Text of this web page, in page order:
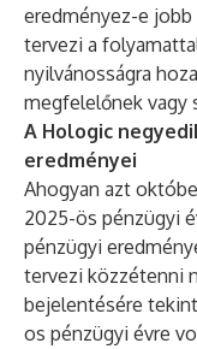
eredményez-e
tervezi a
nyilvánosságra
megfelelőnek vagy
A Hologic
eredményei
Ahogyan azt
2025-ös pénzügyi
pénzügyi
tervezi közzétenni
bejelentésére
os pénzügyi évre